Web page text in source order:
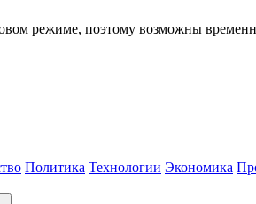
режиме, поэтому возможны
Политика Технологии Экономика